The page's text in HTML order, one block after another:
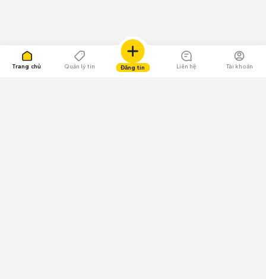
Trang chủ Quản lý tin Đăng tin Liên hệ Tài khoản